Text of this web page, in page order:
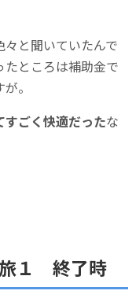
と聞いていたんで
ところは補助金で
。
ごく快適だったな
１ 終了時